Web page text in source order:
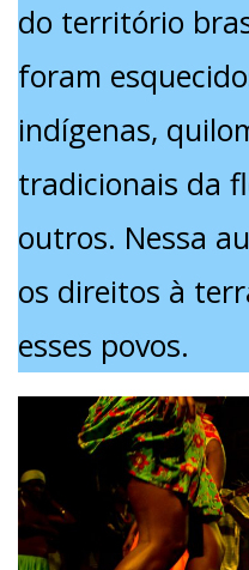
do território
foram
indígenas,
tradicionais da
outros. Nessa
os direitos à
esses povos.